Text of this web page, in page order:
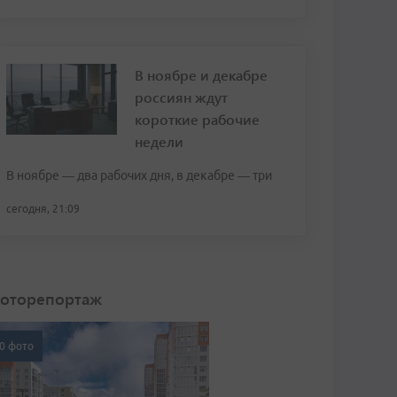
В ноябре и декабре
россиян ждут
короткие рабочие
недели
В ноябре — два рабочих дня, в декабре — три
сегодня, 21:09
фото